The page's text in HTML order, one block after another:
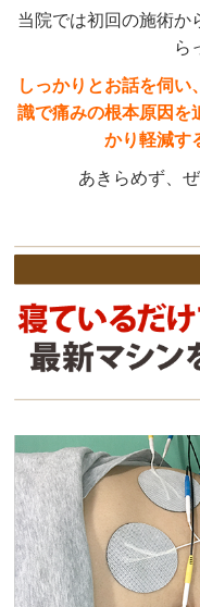
当院では初回の施術か
ら
しっかりとお話を伺
識で痛みの根本原因を
かり軽減す
あきらめず、